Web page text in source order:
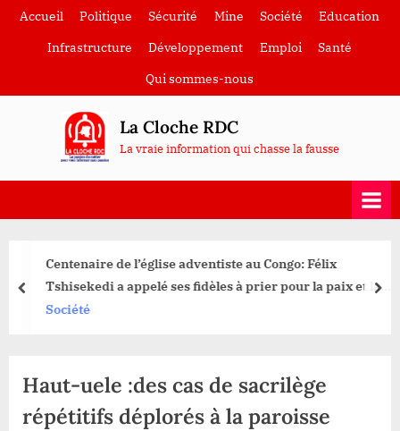
SkipAccueil Politique Sécurité Mine Société
Education
Infrastructure
Développement Emploi
Santé
Qui sommes-nous
La Cloche RDC
La vraie information qui chasse la fausse
Centenaire de l’église adventiste au Congo: Félix
Tshisekedi a appelé ses fidèles à prier pour la paix et la
sécurité du pays
Société
prev
Haut-uele :des cas de sacrilège
répétitifs déplorés à la paroisse